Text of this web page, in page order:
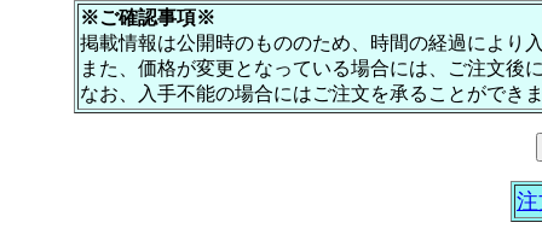
※ご確認事項※
掲載情報は公開時のもののため、時間の経過により
また、価格が変更となっている場合には、ご注文後
なお、入手不能の場合にはご注文を承ることができ